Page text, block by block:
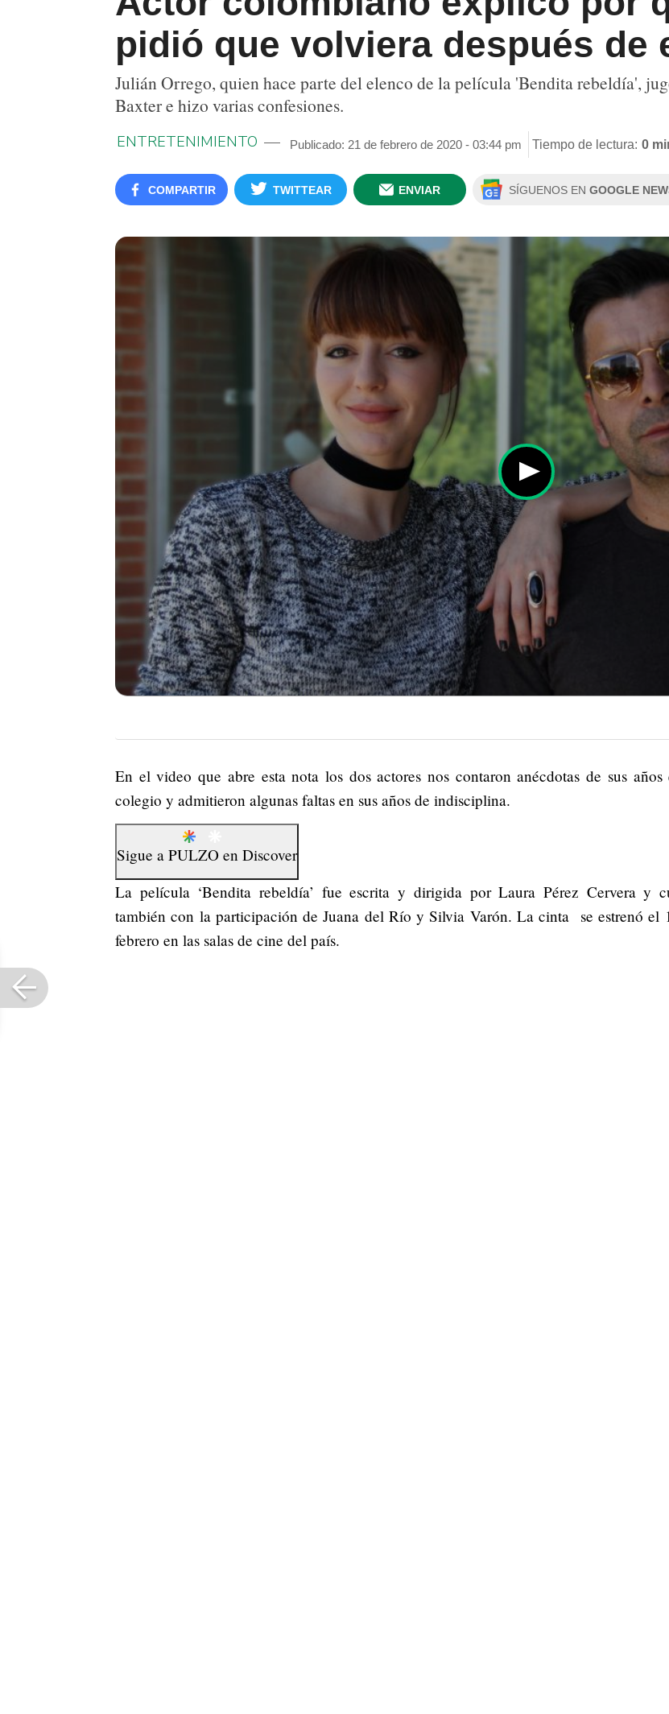
pidió que volviera después de
Julián Orrego, quien hace parte del elenco de la película 'Bendita rebeldía',
Baxter e hizo varias confesiones.
ENTRETENIMIENTO Publicado: 21 de febrero de 2020 - 03:44 pm Tiempo de lectura: 0
COMPARTIR TWITTEAR ENVIAR SÍGUENOS EN GOOGLE
En el video que abre esta nota los dos actores nos contaron anécdotas de sus
colegio y admitieron algunas faltas en sus años de indisciplina.
Sigue a PULZO en Discover
La película ‘Bendita rebeldía’ fue escrita y dirigida por Laura Pérez Cervera y
también con la participación de Juana del Río y Silvia Varón. La cinta se estrenó el
febrero en las salas de cine del país.